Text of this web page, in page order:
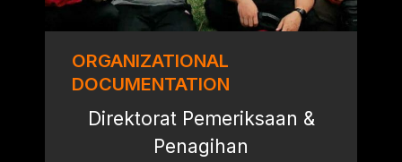
ORGANIZATIONAL
DOCUMENTATION
Direktorat Pemeriksaan &
Penagihan